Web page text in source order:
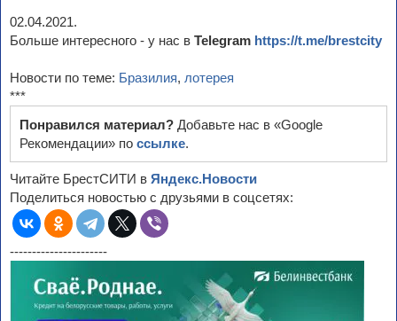
02.04.2021.
Больше интересного - у нас в Telegram https://t.me/brestcity
Новости по теме: Бразилия, лотерея
***
Понравился материал? Добавьте нас в «Google
Рекомендации» по ссылке.
Читайте БрестСИТИ в Яндекс.Новости
Поделиться новостью с друзьями в соцсетях:
----------------------